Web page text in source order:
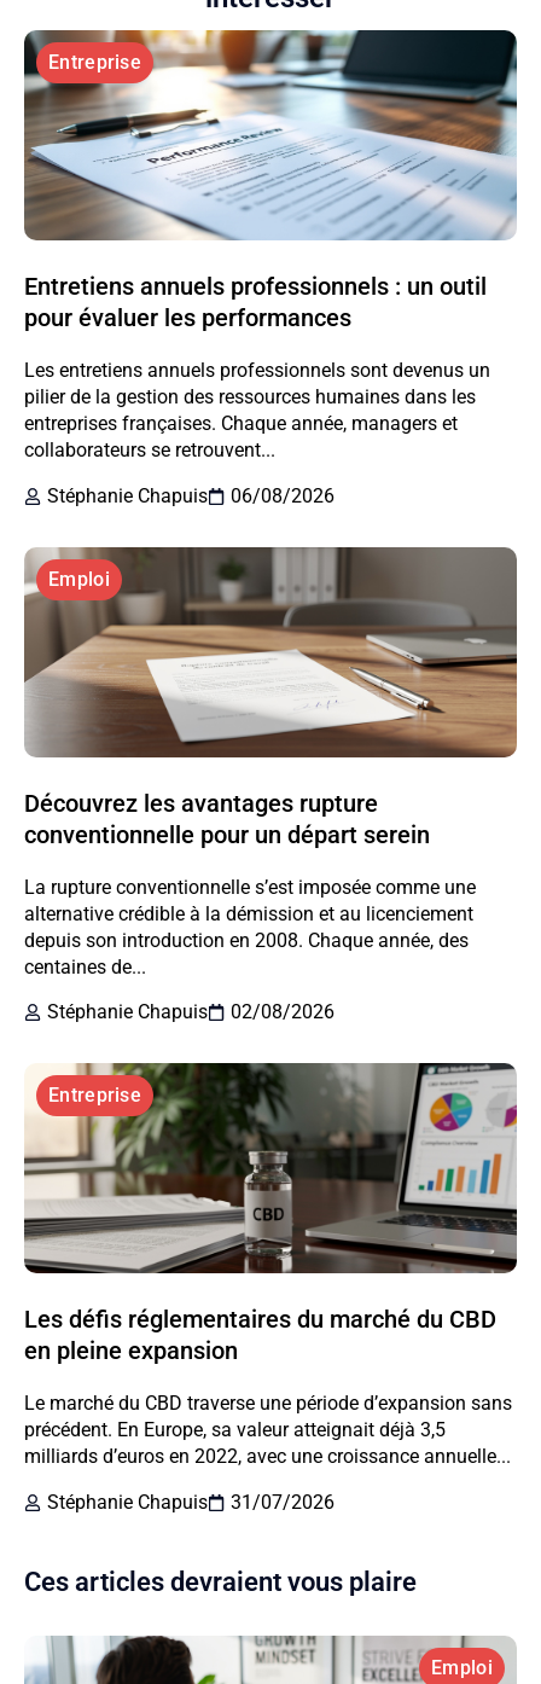
Entreprise
Entretiens annuels professionnels : un outil
pour évaluer les performances
Les entretiens annuels professionnels sont devenus un
pilier de la gestion des ressources humaines dans les
entreprises françaises. Chaque année, managers et
collaborateurs se retrouvent...
Stéphanie Chapuis
06/08/2026
Emploi
Découvrez les avantages rupture
conventionnelle pour un départ serein
La rupture conventionnelle s’est imposée comme une
alternative crédible à la démission et au licenciement
depuis son introduction en 2008. Chaque année, des
centaines de...
Stéphanie Chapuis
02/08/2026
Entreprise
Les défis réglementaires du marché du CBD
en pleine expansion
Le marché du CBD traverse une période d’expansion sans
précédent. En Europe, sa valeur atteignait déjà 3,5
milliards d’euros en 2022, avec une croissance annuelle...
Stéphanie Chapuis
31/07/2026
Ces articles devraient vous plaire
Emploi